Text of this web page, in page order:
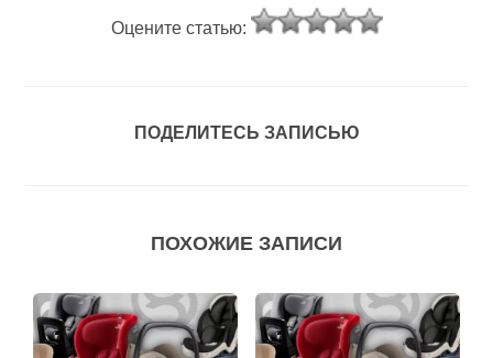
Оцените статью:
ПОДЕЛИТЕСЬ ЗАПИСЬЮ
ПОХОЖИЕ ЗАПИСИ